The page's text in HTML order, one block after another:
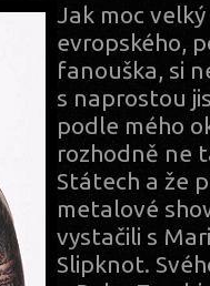
Jak moc
evropského,
fanouška, si
s naprostou
podle mého
rozhodně ne
Státech a že
metalové
vystačili s
Slipknot.